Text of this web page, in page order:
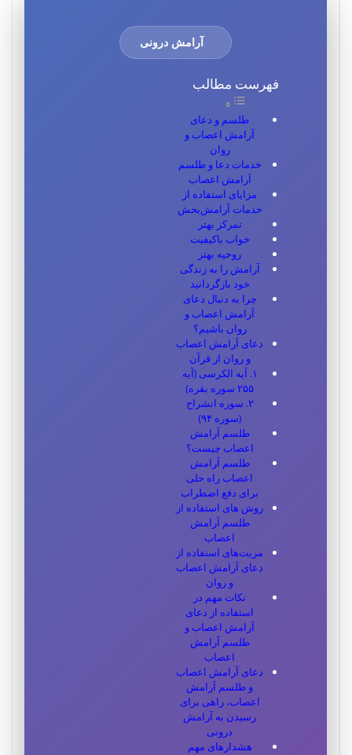
آرامش درونی
فهرست مطالب
طلسم و دعای
آرامش اعصاب و
روان
خدمات دعا و طلسم
آرامش اعصاب
مزایای استفاده از
خدمات آرامش‌بخش
تمرکز بهتر
خواب باکیفیت
روحیه بهتر
آرامش را به زندگی
خود بازگردانید
چرا به دنبال دعای
آرامش اعصاب و
روان باشیم؟
دعای آرامش اعصاب
و روان از قرآن
۱. آیه الکرسی (آیه
۲۵۵ سوره بقره)
۲. سوره انشراح
(سوره ۹۴)
طلسم آرامش
اعصاب چیست؟
طلسم آرامش
اعصاب راه‌ حلی
برای دفع اضطراب
روش های استفاده از
طلسم آرامش
اعصاب
مزیت‌های استفاده از
دعای آرامش اعصاب
و روان
نکات مهم در
استفاده از دعای
آرامش اعصاب و
طلسم آرامش
اعصاب
دعای آرامش اعصاب
و طلسم آرامش
اعصاب، راهی برای
رسیدن به آرامش
درونی
هشدارهای مهم